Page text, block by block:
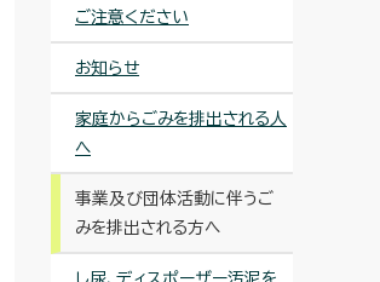
ご注意ください
お知らせ
家庭からごみを排出される人
へ
事業及び団体活動に伴うご
みを排出される方へ
し尿、ディスポーザー汚泥を